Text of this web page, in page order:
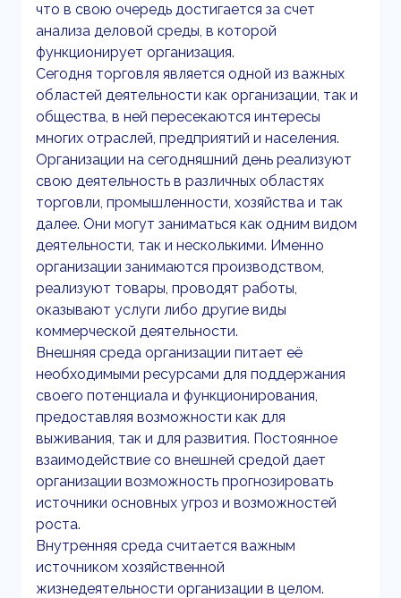
что в свою очередь достигается за счет
анализа деловой среды, в которой
функционирует организация.
Сегодня торговля является одной из важных
областей деятельности как организации, так и
общества, в ней пересекаются интересы
многих отраслей, предприятий и населения.
Организации на сегодняшний день реализуют
свою деятельность в различных областях
торговли, промышленности, хозяйства и так
далее. Они могут заниматься как одним видом
деятельности, так и несколькими. Именно
организации занимаются производством,
реализуют товары, проводят работы,
оказывают услуги либо другие виды
коммерческой деятельности.
Внешняя среда организации питает её
необходимыми ресурсами для поддержания
своего потенциала и функционирования,
предоставляя возможности как для
выживания, так и для развития. Постоянное
взаимодействие со внешней средой дает
организации возможность прогнозировать
источники основных угроз и возможностей
роста.
Внутренняя среда считается важным
источником хозяйственной
жизнедеятельности организации в целом.